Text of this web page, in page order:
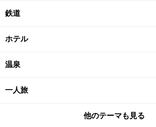
鉄道
ホテル
温泉
一人旅
他のテーマも見る